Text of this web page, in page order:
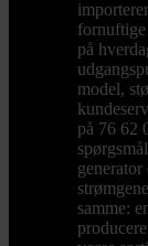
fornuftige
på
model,
på 76 62
samme: